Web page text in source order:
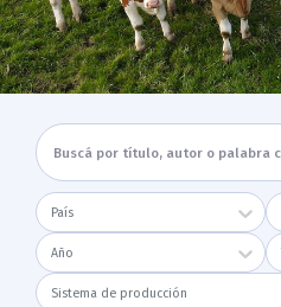
País
Año
Sistema de producción